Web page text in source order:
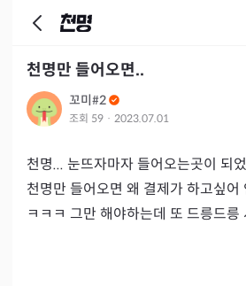
천명만 들어오면..
꼬미#2
조회 59 · 2023.07.01
천명... 눈뜨자마자 들어오는곳이 되
천명만 들어오면 왜 결제가 하고싶어
ㅋㅋㅋ 그만 해야하는데 또 드릉드릉